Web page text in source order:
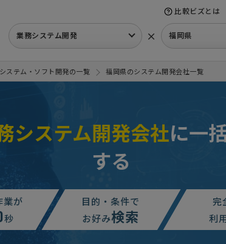
比較ビズとは
業務システム開発 × 福岡県
ステム・ソフト開発の一覧 福岡県のシステム開発会社一覧
システム開発会社に一
する
業が
秒
目的・条件で
お好み検索
完
利
福岡県
依頼 予算上限なし 福岡県
もり依頼 150万円まで 福岡県